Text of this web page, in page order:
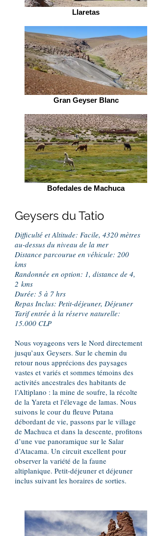
Llaretas
Gran Geyser Blanc
Bofedales de Machuca
Geysers du Tatio
Difficulté et Altitude: Facile, 4320 mètres
au-dessus du niveau de la mer
Distance parcourue en véhicule: 200
kms
Randonnée en option: 1, distance de 4,
2 kms
Durée: 5 à 7 hrs
Repas Inclus: Petit-déjeuner, Déjeuner
Tarif entrée à la réserve naturelle:
15.000 CLP
Nous voyageons vers le Nord directement
jusqu’aux Geysers. Sur le chemin du
retour nous apprécions des paysages
vastes et variés et sommes témoins des
activités ancestrales des habitants de
l’Altiplano : la mine de soufre, la récolte
de la Yareta et l'élevage de lamas. Nous
suivons le cour du fleuve Putana
débordant de vie, passons par le village
de Machuca et dans la descente, profitons
d’une vue panoramique sur le Salar
d’Atacama. Un circuit excellent pour
observer la variété de la faune
altiplanique. Petit-déjeuner et déjeuner
inclus suivant les horaires de sorties.